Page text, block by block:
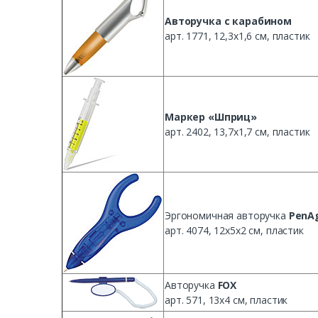
Авторучка с карабином
арт. 1771, 12,3х1,6 см, пластик
Маркер «Шприц»
арт. 2402, 13,7х1,7 см, пластик
Эргономичная авторучка
арт. 4074, 12х5х2 см, пластик
Авторучка FOX
арт. 571, 13x4 см, пластик